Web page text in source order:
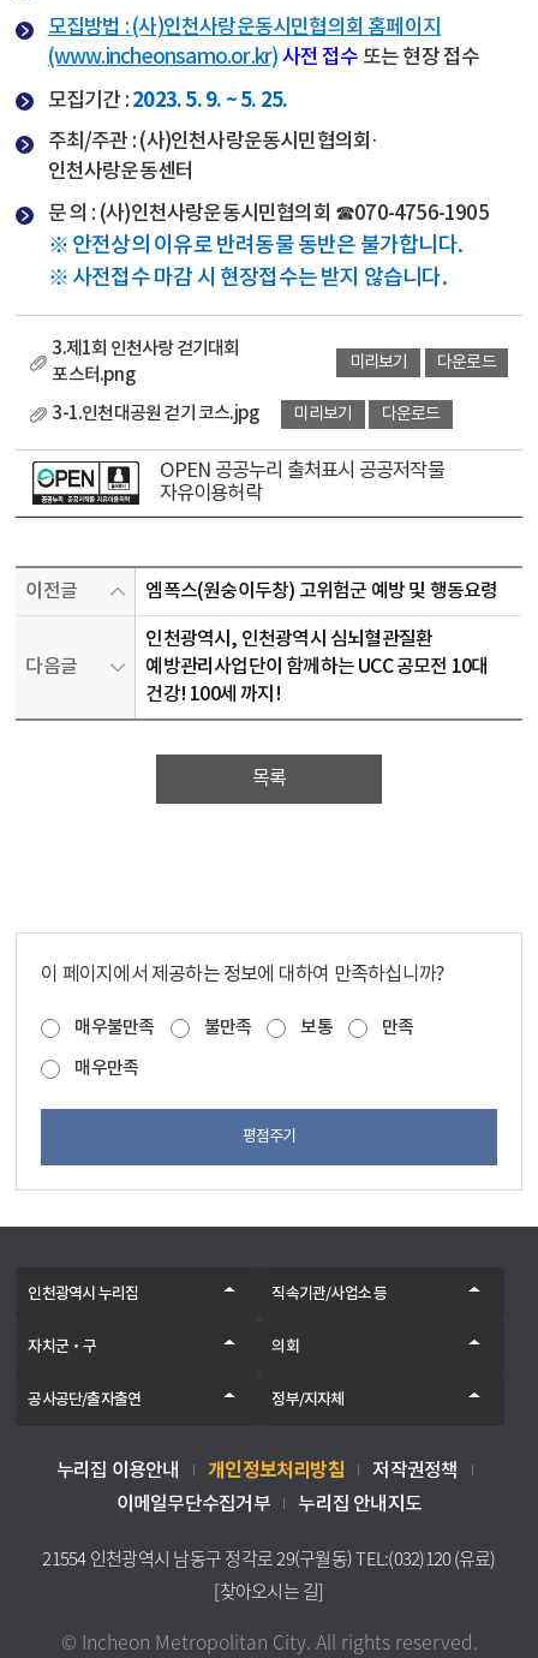
모집방법 : (사)인천사랑운동시민협의회 홈페이지
(www.incheonsamo.or.kr) 사전 접수 또는 현장 접수
모집기간 : 2023. 5. 9. ~ 5. 25.
주최/주관 : (사)인천사랑운동시민협의회·
인천사랑운동센터
문 의 : (사)인천사랑운동시민협의회 ☎070-4756-1905
※ 안전상의 이유로 반려동물 동반은 불가합니다.
※ 사전접수 마감 시 현장접수는 받지 않습니다.
3.제1회 인천사랑 걷기대회
포스터.png
미리보기 다운로드
3-1.인천대공원 걷기 코스.jpg 미리보기 다운로드
OPEN 공공누리 출처표시 공공저작물
자유이용허락
이전글 엠폭스(원숭이두창) 고위험군 예방 및 행동요령
다음글
인천광역시, 인천광역시 심뇌혈관질환
예방관리사업단이 함께하는 UCC 공모전 10대
건강! 100세 까지!
목록
이 페이지에서 제공하는 정보에 대하여 만족하십니까?
매우불만족 불만족 보통
만족
매우만족
평점주기
인천광역시 누리집 직속기관/사업소 등
자치군‧구 의회
공사공단/출자출연 정부/지자체
누리집 이용안내 개인정보처리방침
저작권정책
이메일무단수집거부
누리집 안내지도
21554 인천광역시 남동구 정각로 29(구월동) TEL:(032)120 (유료)
[찾아오시는 길]
© Incheon Metropolitan City. All rights reserved.